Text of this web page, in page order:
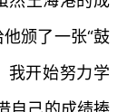
颁了一张“鼓
我开始努力学